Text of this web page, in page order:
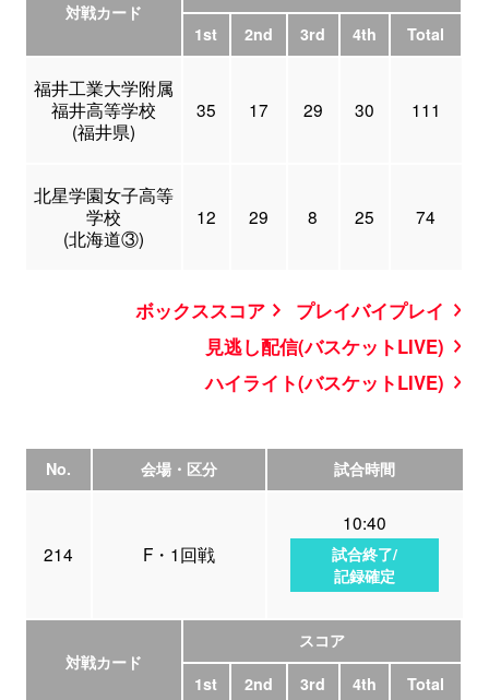
対戦カード
1st
2nd 3rd 4th Total
福井工業大学附属
福井高等学校
(福井県)
35 17 29 30 111
北星学園女子高等
学校
(北海道③)
12 29 8 25 74
ボックススコア
プレイバイプレイ
見逃し配信(バスケットLIVE)
ハイライト(バスケットLIVE)
No. 会場・区分 試合時間
214 F・1回戦
10:40
試合終了/
記録確定
対戦カード
スコア
1st
2nd 3rd 4th Total